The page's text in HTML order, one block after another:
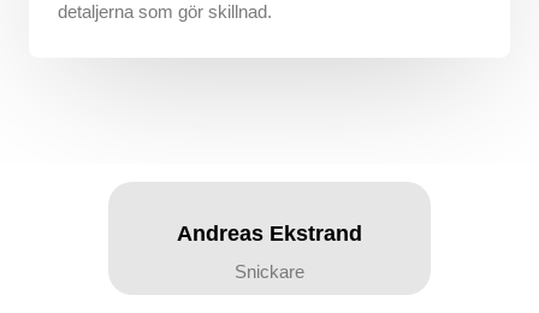
detaljerna som gör skillnad.
Andreas Ekstrand
Snickare